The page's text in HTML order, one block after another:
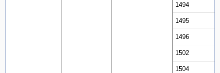
1494
1495
1496
1502
1504